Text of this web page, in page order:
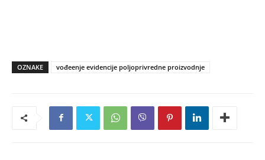
OZNAKE vođeenje evidencije poljoprivredne proizvodnje